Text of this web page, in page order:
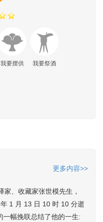
我要摆供 我要祭酒
更多内容>>
、收藏家张世模先生，
1 月 13 日 10 时 10 分逝
幅挽联总结了他的一生: